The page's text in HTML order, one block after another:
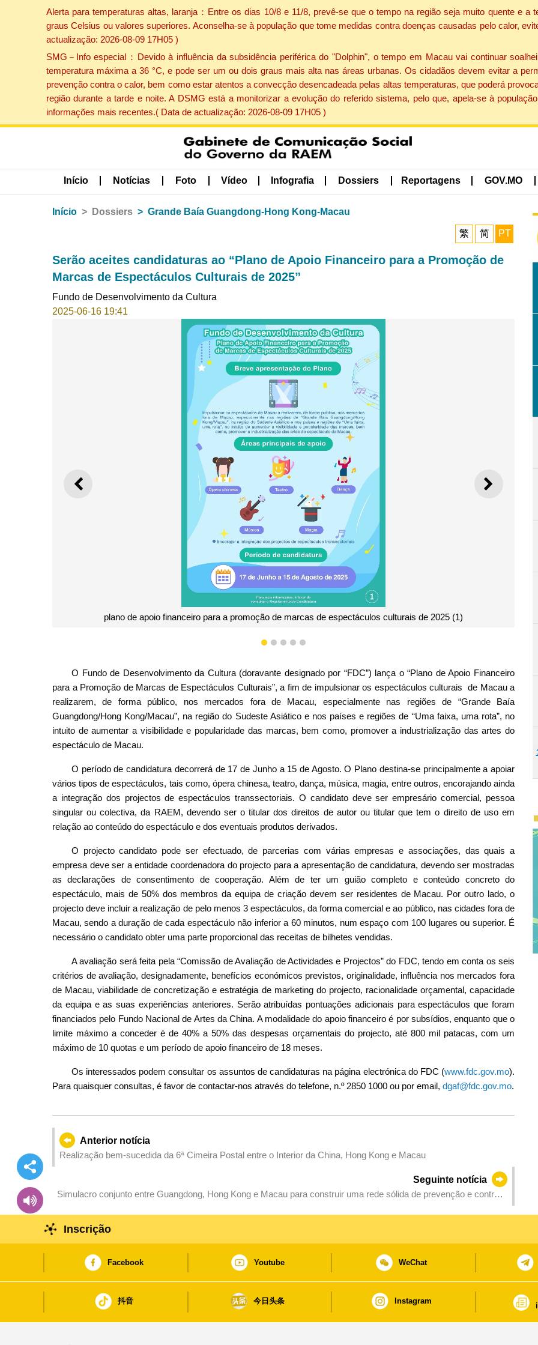
Alerta para temperaturas altas, laranja：Entre os dias 10/8 e 11/8, prevê-se que o tempo na região seja muito quente e a
graus Celsius ou valores superiores. Aconselha-se à população que tome medidas contra doenças causadas pelo calor,
actualização: 2026-08-09 17H05 )
SMG－Info especial：Devido à influência da subsidência periférica do "Dolphin", o tempo em Macau vai continuar
temperatura máxima a 36 °C, e pode ser um ou dois graus mais alta nas áreas urbanas. Os cidadãos devem evitar a
prevenção contra o calor, bem como estar atentos a convecção desencadeada pelas altas temperaturas, que poderá
região durante a tarde e noite. A DSMG está a monitorizar a evolução do referido sistema, pelo que, apela-se à
informações mais recentes.( Data de actualização: 2026-08-09 17H05 )
Início Notícias Foto Vídeo Infografia Dossiers Reportagens GOV.MO
Início Dossiers Grande Baía Guangdong-Hong Kong-Macau
繁 简 PT
Serão aceites candidaturas ao “Plano de Apoio Financeiro para a Promoção de
Marcas de Espectáculos Culturais de 2025”
Fundo de Desenvolvimento da Cultura
2025-06-16 19:41
ANTERIOR
para a promoção de marcas de espectáculos culturais de 2025 (1) plano de apoio financeiro para a promoção
1 2 3 4 5
O Fundo de Desenvolvimento da Cultura (doravante designado por “FDC”) lança o “Plano de Apoio Financeiro
para a Promoção de Marcas de Espectáculos Culturais”, a fim de impulsionar os espectáculos culturais de Macau a
realizarem, de forma público, nos mercados fora de Macau, especialmente nas regiões de “Grande Baía
Guangdong/Hong Kong/Macau”, na região do Sudeste Asiático e nos países e regiões de “Uma faixa, uma rota”, no
intuito de aumentar a visibilidade e popularidade das marcas, bem como, promover a industrialização das artes do
espectáculo de Macau.
O período de candidatura decorrerá de 17 de Junho a 15 de Agosto. O Plano destina-se principalmente a apoiar
vários tipos de espectáculos, tais como, ópera chinesa, teatro, dança, música, magia, entre outros, encorajando ainda
a integração dos projectos de espectáculos transsectoriais. O candidato deve ser empresário comercial, pessoa
singular ou colectiva, da RAEM, devendo ser o titular dos direitos de autor ou titular que tem o direito de uso em
relação ao conteúdo do espectáculo e dos eventuais produtos derivados.
O projecto candidato pode ser efectuado, de parcerias com várias empresas e associações, das quais a
empresa deve ser a entidade coordenadora do projecto para a apresentação de candidatura, devendo ser mostradas
as declarações de consentimento de cooperação. Além de ter um guião completo e conteúdo concreto do
espectáculo, mais de 50% dos membros da equipa de criação devem ser residentes de Macau. Por outro lado, o
projecto deve incluir a realização de pelo menos 3 espectáculos, da forma comercial e ao público, nas cidades fora de
Macau, sendo a duração de cada espectáculo não inferior a 60 minutos, num espaço com 100 lugares ou superior. É
necessário o candidato obter uma parte proporcional das receitas de bilhetes vendidas.
A avaliação será feita pela “Comissão de Avaliação de Actividades e Projectos” do FDC, tendo em conta os seis
critérios de avaliação, designadamente, benefícios económicos previstos, originalidade, influência nos mercados fora
de Macau, viabilidade de concretização e estratégia de marketing do projecto, racionalidade orçamental, capacidade
da equipa e as suas experiências anteriores. Serão atribuídas pontuações adicionais para espectáculos que foram
financiados pelo Fundo Nacional de Artes da China. A modalidade do apoio financeiro é por subsídios, enquanto que o
limite máximo a conceder é de 40% a 50% das despesas orçamentais do projecto, até 800 mil patacas, com um
máximo de 10 quotas e um período de apoio financeiro de 18 meses.
Os interessados podem consultar os assuntos de candidaturas na página electrónica do FDC (www.fdc.gov.mo).
Para quaisquer consultas, é favor de contactar-nos através do telefone, n.º 2850 1000 ou por email, dgaf@fdc.gov.mo.
Anterior notícia
Realização bem-sucedida da 6ª Cimeira Postal entre o Interior da China, Hong Kong e Macau
Seguinte notícia
Simulacro conjunto entre Guangdong, Hong Kong e Macau para construir uma rede sólida de prevenção e controlo
Inscrição
Facebook Youtube WeChat
抖音 今日头条 Instagram